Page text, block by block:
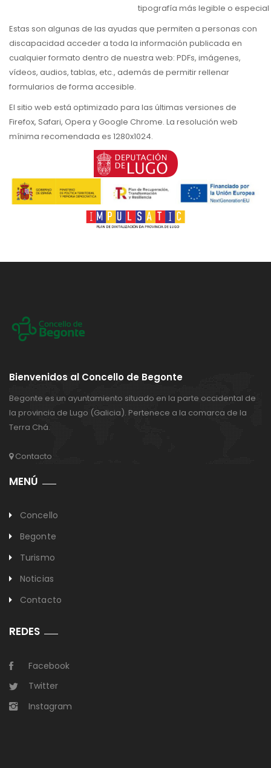
tipografía más legible o especial
Estas son algunas de las ayudas que permiten a personas con
discapacidad acceder a toda la información publicada en
cualquier formato dentro de nuestra web: PDFs, imágenes,
vídeos, audios, tablas, etc., además de permitir rellenar
formularios de forma accesible.
El sitio web está optimizado para las últimas versiones de
Firefox, Safari, Opera y Google Chrome. La resolución web
mínima recomendada es 1280x1024.
Bienvenidos al Concello de Begonte
Begonte es un ayuntamiento situado en la parte occidental de
la provincia de Lugo (Galicia). Pertenece a la comarca de la
Terra Chá.
Contacto
MENÚ
Concello
Begonte
Turismo
Noticias
Contacto
REDES
Facebook
Twitter
Instagram